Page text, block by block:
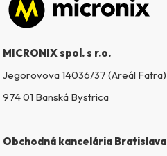
Zápätie
MICRONIX spol. s r.o.
Jegorovova 14036/37 (Areál Fatra)
974 01 Banská Bystrica
Obchodná kancelária Bratislava